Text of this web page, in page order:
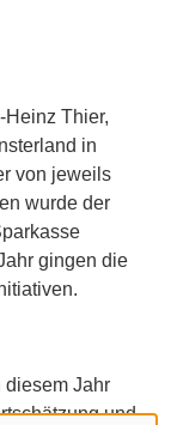
Heinz Thier,
in
von jeweils
wurde der
gingen die
diesem Jahr
und